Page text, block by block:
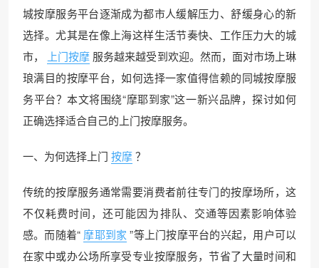
城按摩服务平台逐渐成为都市人缓解压力、舒缓身心的新
选择。尤其是在像上海这样生活节奏快、工作压力大的城
市，
上门按摩 服务越来越受到欢迎。然而，面对市场上琳
琅满目的按摩平台，如何选择一家值得信赖的同城按摩服
务平台？本文将围绕“摩耶到家”这一新兴品牌，探讨如何
正确选择适合自己的上门按摩服务。
一、为何选择上门 按摩？
传统的按摩服务通常需要消费者前往专门的按摩场所，这
不仅耗费时间，还可能因为排队、交通等因素影响体验
感。而随着“ 摩耶到家 ”等上门按摩平台的兴起，用户可以
在家中或办公场所享受专业按摩服务，节省了大量时间和